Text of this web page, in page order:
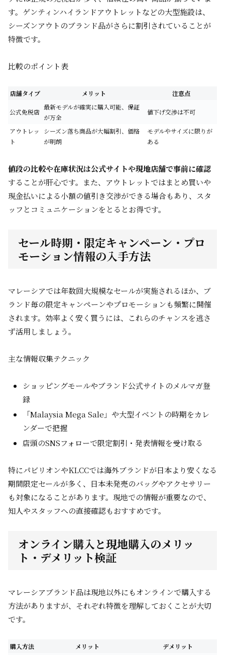
す。ゲンティンハイランドアウトレットなどの大型施設は、
シーズンアウトのブランド品がさらに割引されていることが
特徴です。
比較のポイント表
店舗タイプ メリット 注意点
公式免税店
最新モデルが確実に購入可能、保証
が万全
値下げ交渉は不可
アウトレッ
ト
シーズン落ち商品が大幅割引、価格
が明朗
モデルやサイズに限りが
ある
値段の比較や在庫状況は公式サイトや現地店舗で事前に確認
することが肝心です。また、アウトレットではまとめ買いや
現金払いによる小額の値引き交渉ができる場合もあり、スタ
ッフとコミュニケーションをとるとお得です。
セール時期・限定キャンペーン・プロ
モーション情報の入手方法
マレーシアでは年数回大規模なセールが実施されるほか、ブ
ランド毎の限定キャンペーンやプロモーションも頻繁に開催
されます。効率よく安く買うには、これらのチャンスを逃さ
ず活用しましょう。
主な情報収集テクニック
ショッピングモールやブランド公式サイトのメルマガ登
録
「Malaysia Mega Sale」や大型イベントの時期をカレ
ンダーで把握
店頭のSNSフォローで限定割引・発表情報を受け取る
特にパビリオンやKLCCでは海外ブランドが日本より安くなる
期間限定セールが多く、日本未発売のバッグやアクセサリー
も対象になることがあります。現地での情報が重要なので、
知人やスタッフへの直接確認もおすすめです。
オンライン購入と現地購入のメリッ
ト・デメリット検証
マレーシアブランド品は現地以外にもオンラインで購入する
方法がありますが、それぞれ特徴を理解しておくことが大切
です。
購入方法 メリット デメリット